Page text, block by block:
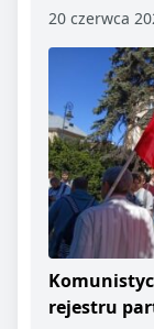
20 czerwca
rejestru